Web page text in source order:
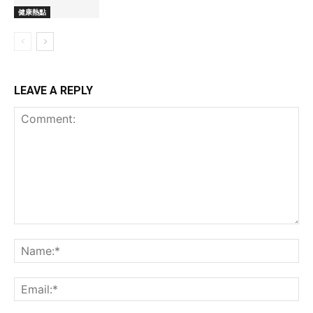
健康熱點
LEAVE A REPLY